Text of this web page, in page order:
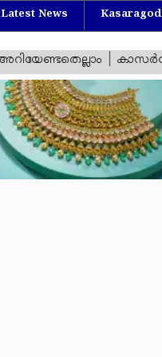
Latest News Kasaragod